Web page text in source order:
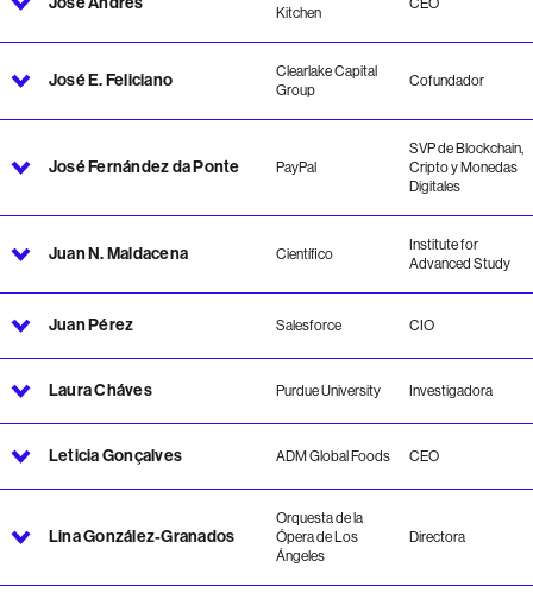
Kitchen
CEO
José E. Feliciano
Clearlake Capital
Group
Cofundador
José Fernández da Ponte PayPal
SVP de Blockchain,
Cripto y Monedas
Digitales
Juan N. Maldacena Científico
Institute for
Advanced Study
Juan Pérez Salesforce CIO
Laura Cháves Purdue University Investigadora
Leticia Gonçalves ADM Global Foods CEO
Lina González-Granados
Orquesta de la
Ópera de Los
Ángeles
Directora